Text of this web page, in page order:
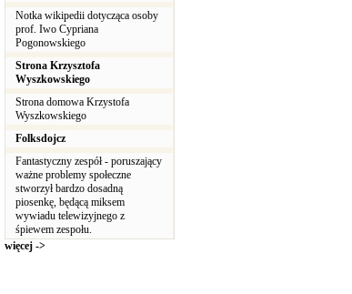
Notka wikipedii dotycząca osoby
prof. Iwo Cypriana
Pogonowskiego
Strona Krzysztofa
Wyszkowskiego
Strona domowa Krzystofa
Wyszkowskiego
Folksdojcz
Fantastyczny zespół - poruszający
ważne problemy społeczne
stworzył bardzo dosadną
piosenkę, będącą miksem
wywiadu telewizyjnego z
śpiewem zespołu.
więcej ->